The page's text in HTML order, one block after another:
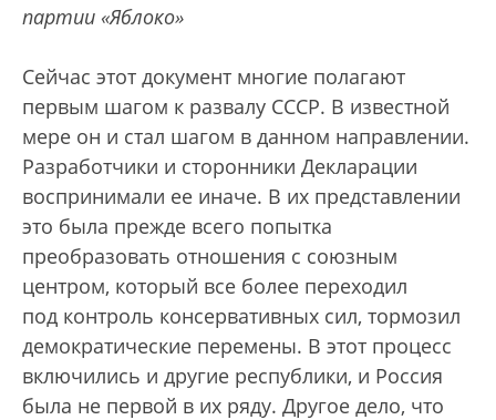
партии «Яблоко»
Сейчас этот документ многие полагают
первым шагом к развалу СССР. В известной
мере он и стал шагом в данном направлении.
Разработчики и сторонники Декларации
воспринимали ее иначе. В их представлении
это была прежде всего попытка
преобразовать отношения с союзным
центром, который все более переходил
под контроль консервативных сил, тормозил
демократические перемены. В этот процесс
включились и другие республики, и Россия
была не первой в их ряду. Другое дело, что